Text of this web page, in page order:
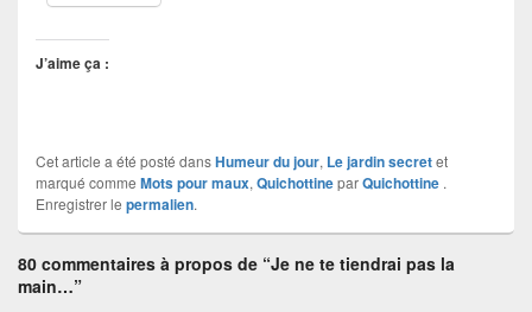
J’aime ça :
Cet article a été posté dansHumeur du jour, Le jardin secretet
marqué comme Mots pour maux, QuichottineparQuichottine .
Enregistrer le permalien.
80 commentaires à propos de “Je ne te tiendrai pas la
main…”